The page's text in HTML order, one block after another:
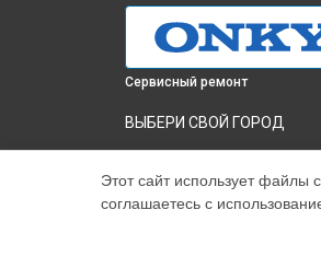
Сервисный ремонт
ВЫБЕРИ СВОЙ ГОРОД
Onkyo вКраснодаре
Замена аудиоразъема
Этот сайт использует файлы
соглашаетесь с